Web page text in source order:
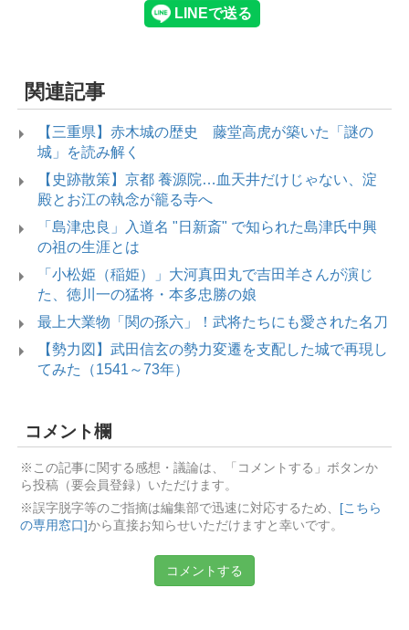
関連記事
【三重県】赤木城の歴史 藤堂高虎が築いた「謎の
城」を読み解く
【史跡散策】京都 養源院…血天井だけじゃない、淀
殿とお江の執念が籠る寺へ
「島津忠良」入道名 "日新斎" で知られた島津氏中興
の祖の生涯とは
「小松姫（稲姫）」大河真田丸で吉田羊さんが演じ
た、徳川一の猛将・本多忠勝の娘
最上大業物「関の孫六」！武将たちにも愛された名刀
【勢力図】武田信玄の勢力変遷を支配した城で再現し
てみた（1541～73年）
コメント欄
※この記事に関する感想・議論は、「コメントする」ボタンか
ら投稿（要会員登録）いただけます。
※誤字脱字等のご指摘は編集部で迅速に対応するため、
[こちら
の専用窓口]から直接お知らせいただけますと幸いです。
コメントする